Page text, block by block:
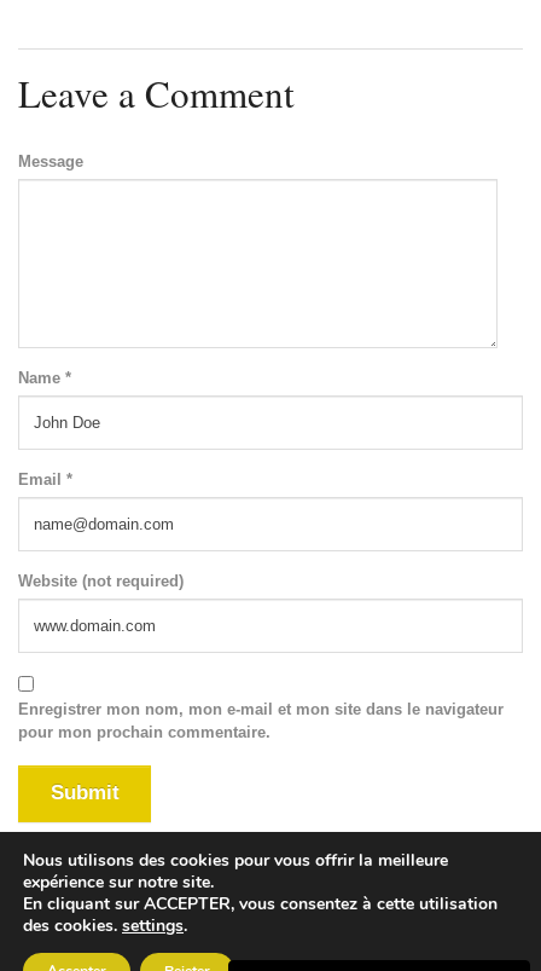
Leave a Comment
Message
Name *
Email *
Website (not required)
Enregistrer mon nom, mon e-mail et mon site dans le navigateur
pour mon prochain commentaire.
© 2024 Agence Kaboom
Nous utilisons des cookies pour vous offrir la meilleure
expérience sur notre site.
En cliquant sur ACCEPTER, vous consentez à cette utilisation
des cookies. settings.